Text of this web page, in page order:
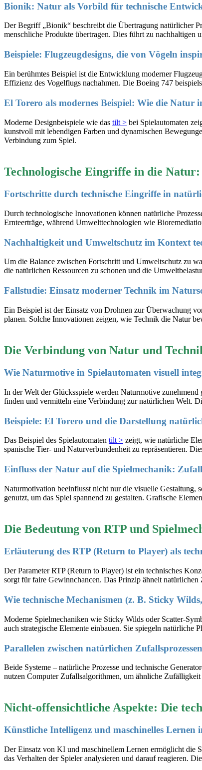
Bionik: Natur als Vorbild für technische
Der Begriff „Bionik“ beschreibt die Übertragung natürlicher
menschliche Produkte übertragen. Dies führt zu
Beispiele: Flugzeugdesigns, die von Vögeln
Ein berühmtes Beispiel ist die Entwicklung moderner
Effizienz des Vogelflugs nachahmen. Die Boeing 747
El Torero als modernes Beispiel: Wie die Natur
Moderne Designbeispiele wie das tilt > bei Spielautomaten
kunstvoll mit lebendigen Farben und dynamischen
Verbindung zum Spiel.
Technologische Eingriffe in die
Fortschritte durch technische Eingriffe in
Durch technologische Innovationen können natürliche
Ernteerträge, während Umwelttechnologien wie
Nachhaltigkeit und Umweltschutz im Kontext
Um die Balance zwischen Fortschritt und Umweltschutz zu
die natürlichen Ressourcen zu schonen und die
Fallstudie: Einsatz moderner Technik im
Ein Beispiel ist der Einsatz von Drohnen zur Überwachung
planen. Solche Innovationen zeigen, wie Technik die Natur
Die Verbindung von Natur und
Wie Naturmotive in Spielautomaten visuell
In der Welt der Glücksspiele werden Naturmotive
finden und vermitteln eine Verbindung zur natürlichen Welt.
Beispiele: El Torero und die Darstellung
Das Beispiel des Spielautomaten tilt > zeigt, wie natürliche
spanische Tier- und Naturverbundenheit zu repräsentieren.
Einfluss der Natur auf die Spielmechanik:
Naturmotivation beeinflusst nicht nur die visuelle Gestaltung,
genutzt, um das Spiel spannend zu gestalten. Grafische
Die Bedeutung von RTP und
Erläuterung des RTP (Return to Player) als
Der Parameter RTP (Return to Player) ist ein technisches
sorgt für faire Gewinnchancen. Das Prinzip ähnelt natürlichen
Wie technische Mechanismen (z. B. Sticky
Moderne Spielmechaniken wie Sticky Wilds oder Scatter-
auch strategische Elemente einbauen. Sie spiegeln natürliche
Parallelen zwischen natürlichen
Beide Systeme – natürliche Prozesse und technische
nutzen Computer Zufallsalgorithmen, um ähnliche
Nicht-offensichtliche Aspekte: Die
Künstliche Intelligenz und maschinelles
Der Einsatz von KI und maschinellem Lernen ermöglicht die
das Verhalten der Spieler analysieren und darauf reagieren.